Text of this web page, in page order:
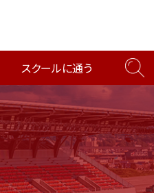
スクールに通う